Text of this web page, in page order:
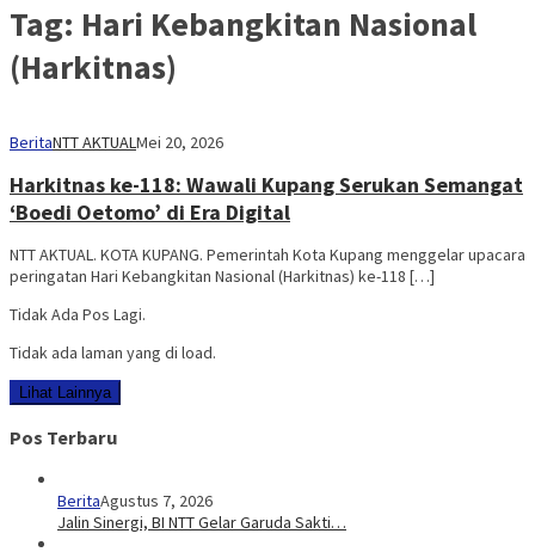
Tag: Hari Kebangkitan Nasional
(Harkitnas)
BeritaNTT AKTUALMei 20, 2026
Harkitnas ke-118: Wawali Kupang Serukan Semangat
‘Boedi Oetomo’ di Era Digital
NTT AKTUAL. KOTA KUPANG. Pemerintah Kota Kupang menggelar upacara
peringatan Hari Kebangkitan Nasional (Harkitnas) ke-118 […]
Tidak Ada Pos Lagi.
Tidak ada laman yang di load.
Lihat Lainnya
Pos Terbaru
BeritaAgustus 7, 2026
Jalin Sinergi, BI NTT Gelar Garuda Sakti…